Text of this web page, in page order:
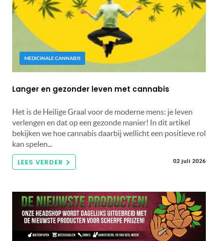
MEDICINALE CANNABIS
Langer en gezonder leven met cannabis
Het is de Heilige Graal voor de moderne mens: je leven
verlengen en dat op een gezonde manier! In dit artikel
bekijken we hoe cannabis daarbij wellicht een positieve rol
kan spelen...
LEES VERDER 02 juli 2026